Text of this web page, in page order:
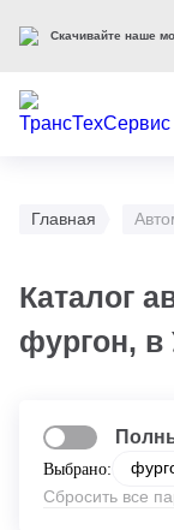
Главная
Каталог
фургон,
Выбрано:
Сбросить все
Скачивайте наше